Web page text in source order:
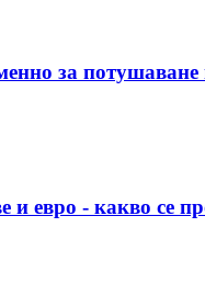
за потушаване
и евро - какво се